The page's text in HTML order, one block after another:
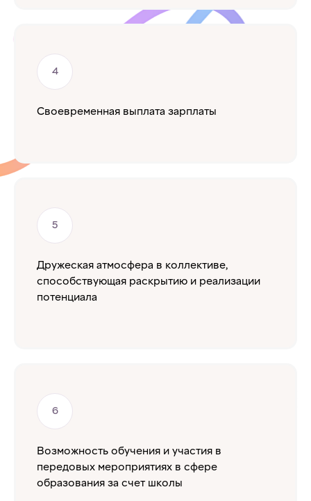
Своевременная выплата зарплаты
Дружеская атмосфера в коллективе,
способствующая раскрытию и реализации
потенциала
Возможность обучения и участия в
передовых мероприятиях в сфере
образования за счет школы